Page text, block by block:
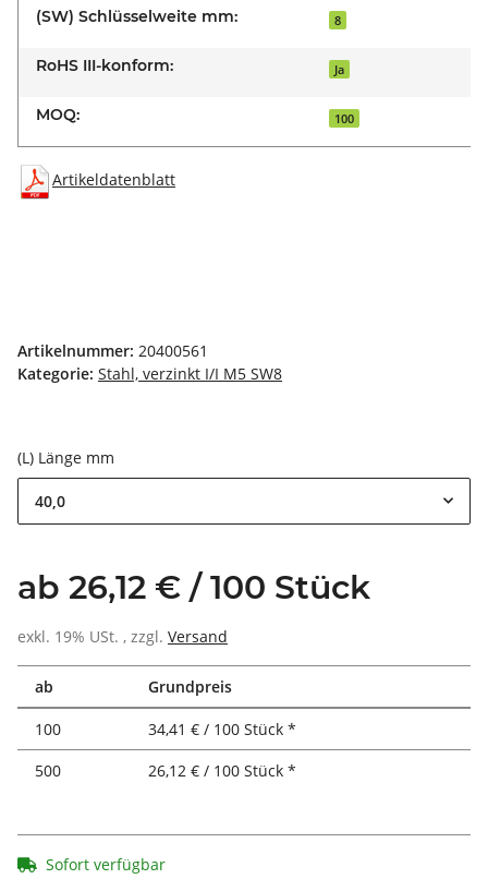
(SW) Schlüsselweite mm: 8
RoHS III-konform: Ja
MOQ: 100
Artikeldatenblatt
Artikelnummer: 20400561
Kategorie: Stahl, verzinkt I/I M5 SW8
(L) Länge mm
40,0
ab 26,12 € / 100 Stück
exkl. 19% USt. , zzgl. Versand
ab Grundpreis
100
34,41 € / 100 Stück *
500
26,12 € / 100 Stück *
Sofort verfügbar